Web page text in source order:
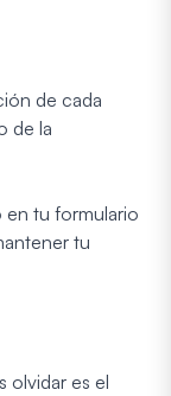
de cada
de la
tu formulario
tu
olvidar es el